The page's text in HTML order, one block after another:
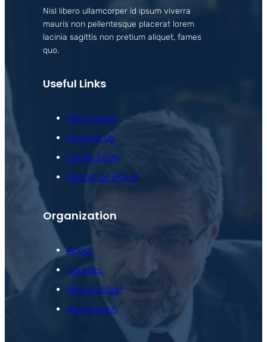
Nisl libero ullamcorper id ipsum viverra
mauris non pellentesque placerat lorem
lacinia sagittis non pretium aliquet, fames
quo.
Useful Links
Help Center
Contact Us
Online Form
Education Board
Organization
About
Courses
Appreciation
Association